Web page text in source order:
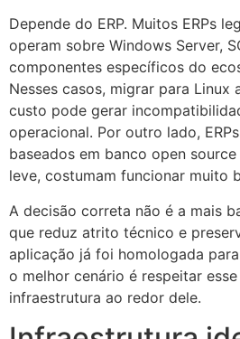
Depende do ERP. Muitos ERPs
operam sobre Windows Server,
componentes específicos do
Nesses casos, migrar para Linux
custo pode gerar
operacional. Por outro lado,
baseados em banco open
leve, costumam funcionar muito
A decisão correta não é a mais
que reduz atrito técnico e
aplicação já foi homologada
o melhor cenário é respeitar
infraestrutura ao redor dele.